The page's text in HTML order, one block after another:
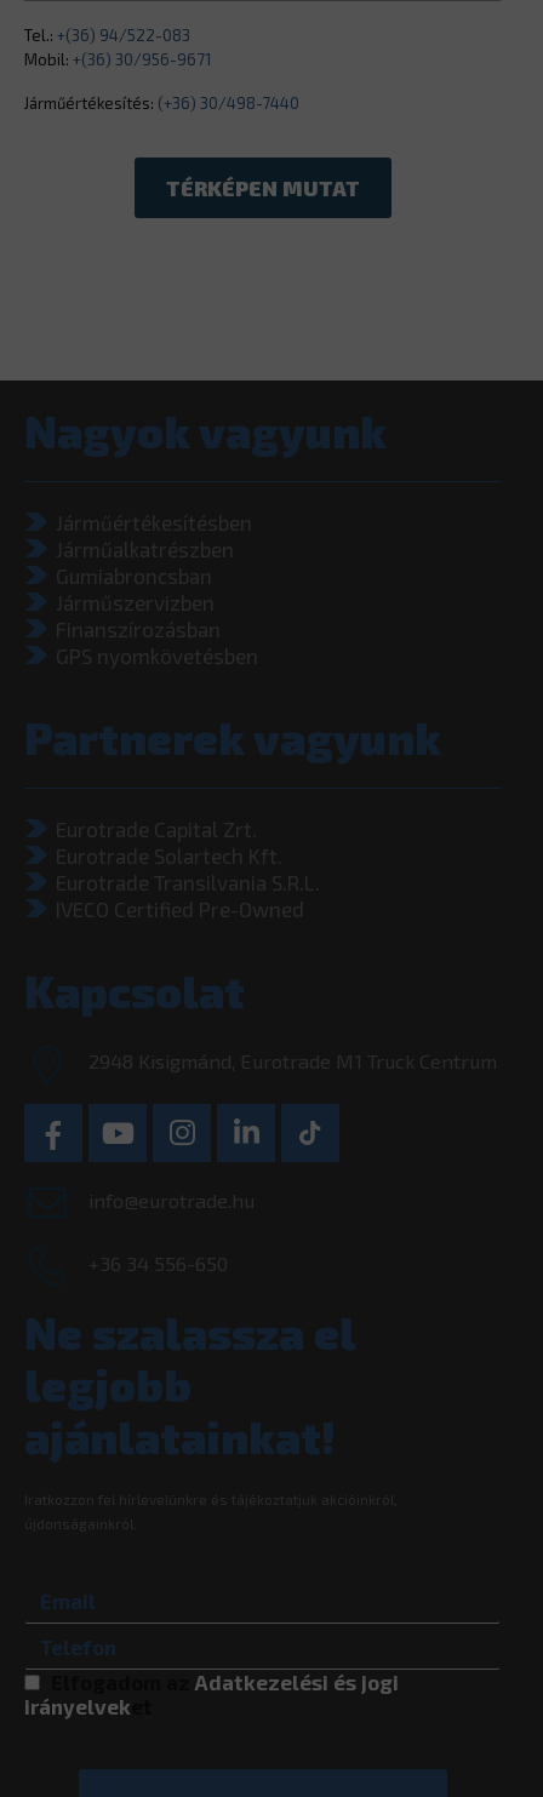
Tel.: +(36) 94/522-083
Mobil: +(36) 30/956-9671
Járműértékesítés: (+36) 30/498-7440
TÉRKÉPEN MUTAT
Nagyok vagyunk
Járműértékesítésben
Járműalkatrészben
Gumiabroncsban
Járműszervizben
Finanszírozásban
GPS nyomkövetésben
Partnerek vagyunk
Eurotrade Capital Zrt.
Eurotrade Solartech Kft.
Eurotrade Transilvania S.R.L.
IVECO Certified Pre-Owned
Kapcsolat
2948 Kisigmánd, Eurotrade M1 Truck Centrum
info@eurotrade.hu
+36 34 556-650
Ne szalassza el
legjobb
ajánlatainkat!
Iratkozzon fel hírlevelünkre és tájékoztatjuk akcióinkról,
újdonságainkról.
Adatkezelési és jogi
irányelvek